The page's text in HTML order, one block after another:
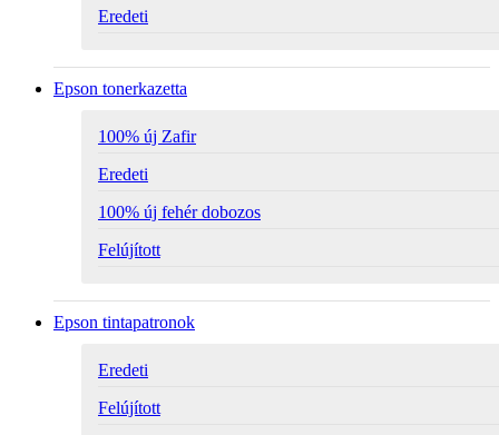
Eredeti
Epson tonerkazetta
100% új Zafir
Eredeti
100% új fehér dobozos
Felújított
Epson tintapatronok
Eredeti
Felújított